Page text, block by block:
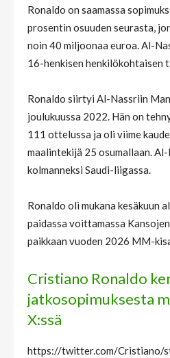
Ronaldo on saamassa
prosentin osuuden seurasta,
noin 40 miljoonaa euroa. Al-
16-henkisen henkilökohtaisen
Ronaldo siirtyi Al-Nassriin
joulukuussa 2022. Hän on
111 ottelussa ja oli viime
maalintekijä 25 osumallaan.
kolmanneksi Saudi-liigassa.
Ronaldo oli mukana kesäkuun
paidassa voittamassa
paikkaan vuoden 2026 MM-
Cristiano Ronaldo
jatkosopimuksesta
X:ssä
https://twitter.com/Cristiano/